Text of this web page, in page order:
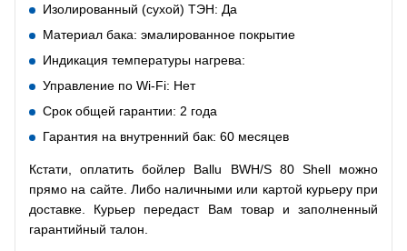
Изолированный (сухой) ТЭН: Да
Материал бака: эмалированное покрытие
Индикация температуры нагрева:
Управление по Wi-Fi: Нет
Срок общей гарантии: 2 года
Гарантия на внутренний бак: 60 месяцев
Кстати, оплатить бойлер Ballu BWH/S 80 Shell можно
прямо на сайте. Либо наличными или картой курьеру при
доставке. Курьер передаст Вам товар и заполненный
гарантийный талон.